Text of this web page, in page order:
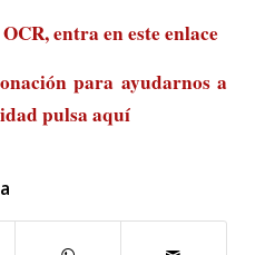
entra eneste enlace
para ayudarnos a
pulsa aquí